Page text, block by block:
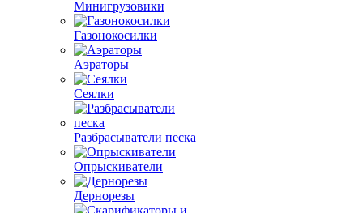
Минигрузовики
Газонокосилки
Аэраторы
Сеялки
Разбрасыватели песка
Опрыскиватели
Дернорезы